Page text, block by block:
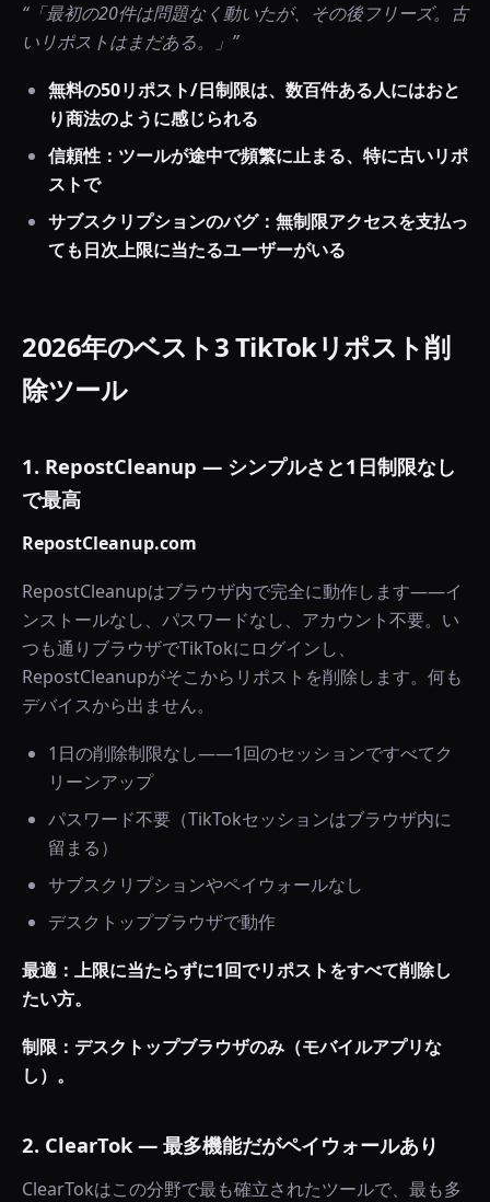
“「最初の20件は問題なく動いたが、その後フリーズ。古
いリポストはまだある。」 ”
無料の50リポスト/日制限は、数百件ある人にはおと
り商法のように感じられる
信頼性：ツールが途中で頻繁に止まる、特に古いリポ
ストで
サブスクリプションのバグ：無制限アクセスを支払っ
ても日次上限に当たるユーザーがいる
2026年のベスト3 TikTokリポスト削
除ツール
1. RepostCleanup — シンプルさと1日制限なし
で最高
RepostCleanup.com
RepostCleanupはブラウザ内で完全に動作します——イ
ンストールなし、パスワードなし、アカウント不要。い
つも通りブラウザでTikTokにログインし、
RepostCleanupがそこからリポストを削除します。何も
デバイスから出ません。
1日の削除制限なし——1回のセッションですべてク
リーンアップ
パスワード不要（TikTokセッションはブラウザ内に
留まる）
サブスクリプションやペイウォールなし
デスクトップブラウザで動作
最適：上限に当たらずに1回でリポストをすべて削除し
たい方。
制限：デスクトップブラウザのみ（モバイルアプリな
し）。
2. ClearTok — 最多機能だがペイウォールあり
ClearTokはこの分野で最も確立されたツールで、最も多